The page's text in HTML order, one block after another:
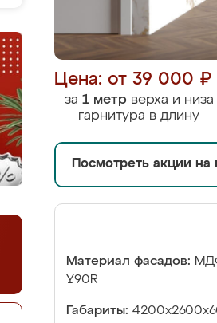
Цена: от 39 000 ₽
за 1 метрверха и низа
гарнитура в длину
Посмотреть акции
Материал фасадов:
Y90R
Габариты: